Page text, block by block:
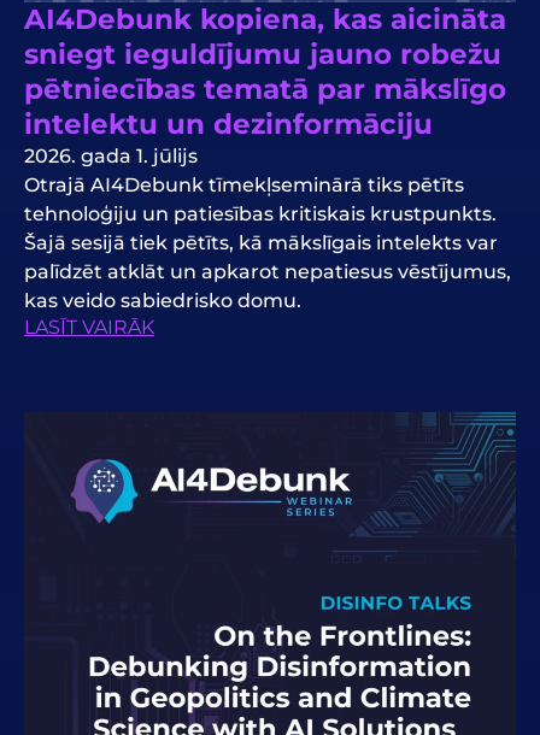
AI4Debunk kopiena, kas aicināta
sniegt ieguldījumu jauno robežu
pētniecības tematā par mākslīgo
intelektu un dezinformāciju
2026. gada 1. jūlijs
Otrajā AI4Debunk tīmekļseminārā tiks pētīts
tehnoloģiju un patiesības kritiskais krustpunkts.
Šajā sesijā tiek pētīts, kā mākslīgais intelekts var
palīdzēt atklāt un apkarot nepatiesus vēstījumus,
kas veido sabiedrisko domu.
LASĪT VAIRĀK